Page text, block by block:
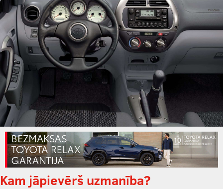
Kam jāpievērš uzmanība?